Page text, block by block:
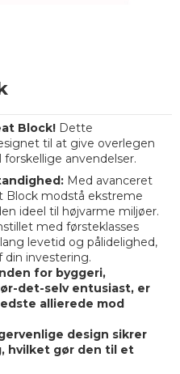
Block!Dette
til at give overlegen
anvendelser.
Med avanceret
Block modstå ekstreme
ideel til højvarme miljøer.
med førsteklasses
levetid og pålidelighed,
din investering.
for byggeri,
det-selv entusiast, er
allierede mod
design sikrer
hvilket gør den til et